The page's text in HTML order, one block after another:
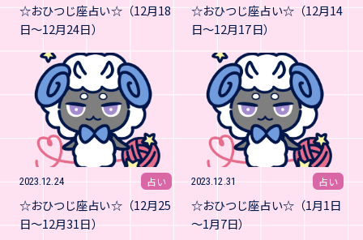
☆おひつじ座占い☆（12月18
日～12月24日）
☆おひつじ座占い☆（12月14
日～12月17日）
2023.12.24 占い
☆おひつじ座占い☆（12月25
日～12月31日）
2023.12.31 占い
☆おひつじ座占い☆（1月1日
～1月7日）